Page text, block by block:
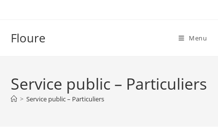
Floure Menu
Service public – Particuliers
> Service public – Particuliers